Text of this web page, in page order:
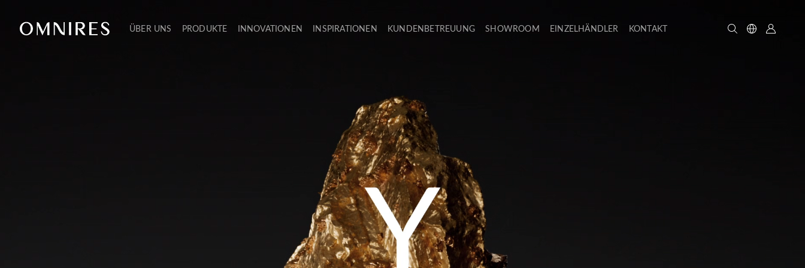
ÜBER UNS PRODUKTE INNOVATIONEN INSPIRATIONEN KUNDENBETREUUNG SHOWROOM EINZELHÄNDLER KONTAKT